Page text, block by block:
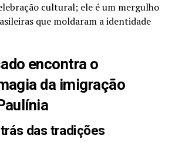
cultural; ele é um mergulho
que moldaram a identidade
encontra o
da imigração
das tradições